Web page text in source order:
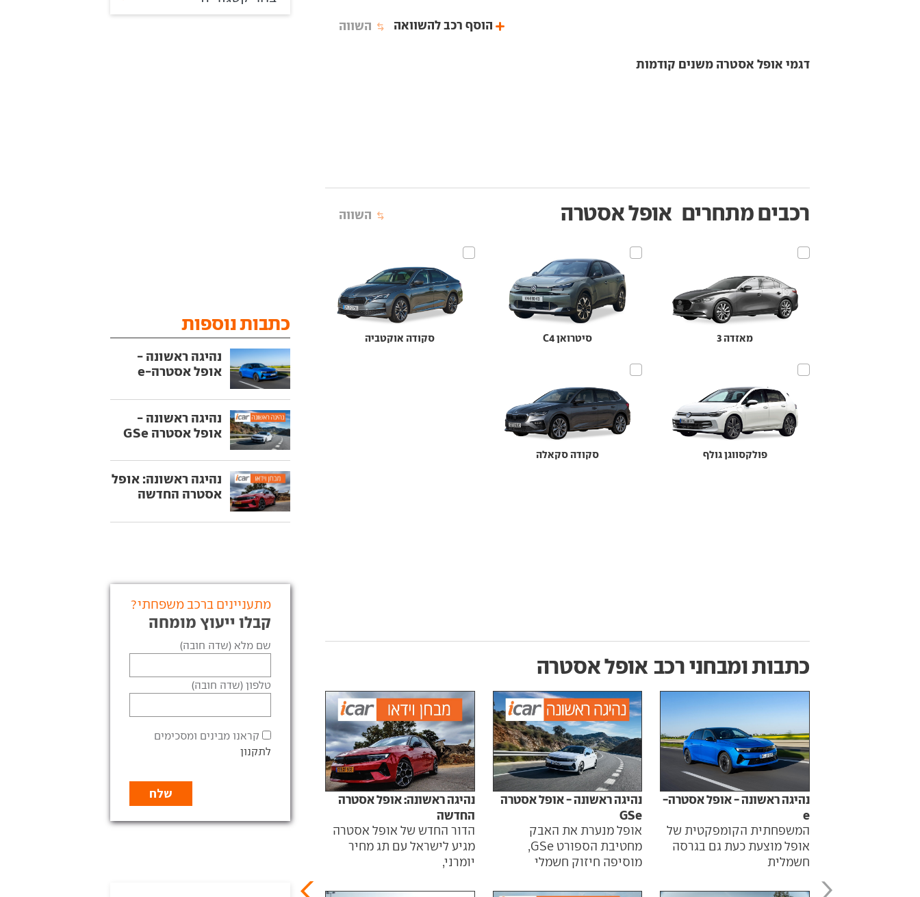
השווה הוסף רכב להשוואה
דגמי אופל אסטרה משנים קודמות
רכבים מתחרים אופל אסטרה השווה
מאזדה 3 סיטרואן C4 סקודה אוקטביה
פולקסווגן גולף סקודה סקאלה
כתבות ומבחני רכב אופל אסטרה
נהיגה ראשונה - אופל אסטרה-
e
המשפחתית הקומפקטית של
אופל מוצעת כעת גם בגרסה
חשמלית
נהיגה ראשונה - אופל אסטרה
GSe
אופל מנערת את האבק
מחטיבת הספורט GSe,
מוסיפה חיזוק חשמלי
נהיגה ראשונה: אופל אסטרה
החדשה
הדור החדש של אופל אסטרה
מגיע לישראל עם תג מחיר
יומרני,
אופל מרעננת את האסטרה
אופל אסטרה: עכשיו גם
אחרי הגרסה החשמלית לפיג'ו
כתבות נוספות
נהיגה ראשונה -
אופל אסטרה-e
נהיגה ראשונה -
אופל אסטרה GSe
נהיגה ראשונה: אופל
אסטרה החדשה
מתעניינים ברכב משפחתי?
קבלו ייעוץ מומחה
שם מלא (שדה חובה)
טלפון (שדה חובה)
קראנו מבינים ומסכימים
לתקנון